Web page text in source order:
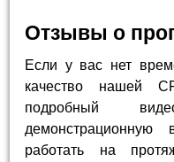
Отзывы о
Если у вас нет
качество нашей
подробный
работать на